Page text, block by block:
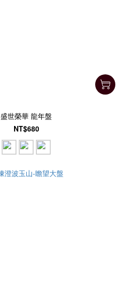
盛世榮華 龍年盤
NT$680